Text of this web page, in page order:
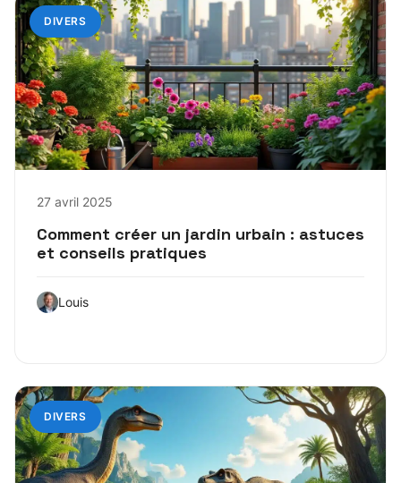
DIVERS
27 avril 2025
Comment créer un jardin urbain : astuces
et conseils pratiques
Louis
DIVERS